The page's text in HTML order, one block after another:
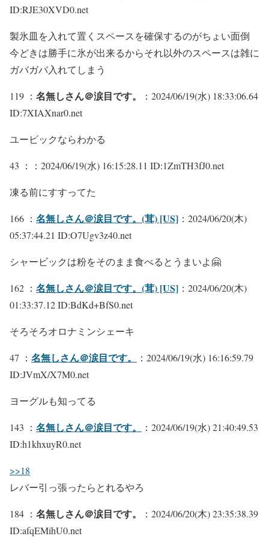
ID:RJE30XVD0.net
製氷皿を入れて置くスペースを確保するのがちょい面倒
今どきは勝手に氷が出来るからそれ以外のスペースは雑に
ガバガバ入れてしまう
119 ： 名無しさん＠涙目です。
：2024/06/19(水) 18:33:06.64
ID:7XIAXnar0.net
ユービックならわかる
43 ： ：2024/06/19(水) 16:15:28.11 ID:1ZmTH3fJ0.net
凍る前にすすってた
166 ： 名無しさん＠涙目です。(茸) [US] ：2024/06/20(木)
05:37:44.21 ID:O7Ugv3z40.net
シャービックは粉をそのまま食べるとうまいよ🤗
162 ： 名無しさん＠涙目です。(茸) [US] ：2024/06/20(木)
01:33:37.12 ID:BdKd+BfS0.net
そろそろオロナミンシェーキ
47 ： 名無しさん＠涙目です。
：2024/06/19(水) 16:16:59.79
ID:JVmX/X7M0.net
ヨーグルも知ってる
143 ： 名無しさん＠涙目です。
：2024/06/19(水) 21:40:49.53
ID:h1khxuyR0.net
>>18
レバー引っ張ったらとれるやろ
184 ： 名無しさん＠涙目です。
：2024/06/20(木) 23:35:38.39
ID:afqEMihU0.net